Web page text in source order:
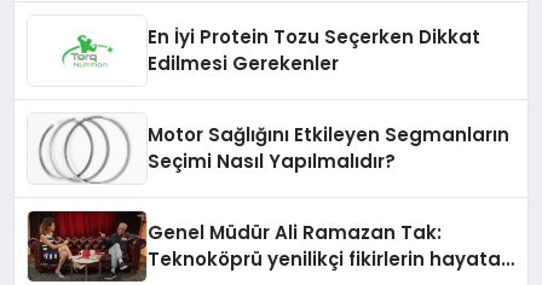
En İyi Protein Tozu Seçerken Dikkat
Edilmesi Gerekenler
Motor Sağlığını Etkileyen Segmanların
Seçimi Nasıl Yapılmalıdır?
Genel Müdür Ali Ramazan Tak:
Teknoköprü yenilikçi fikirlerin hayata